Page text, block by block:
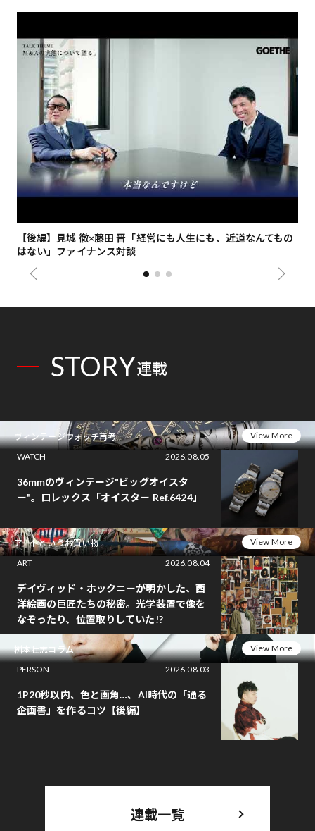
【後編】見城 徹×藤田 晋「経営にも人生にも、近道なんてもの
はない」ファイナンス対談
STORY連載
ヴィンテージウォッチ再考
View More
WATCH
2026.08.05
36mmのヴィンテージ"ビッグオイスタ
ー"。ロレックス「オイスター Ref.6424」
アートというお買い物
View More
ART
2026.08.04
デイヴィッド・ホックニーが明かした、西
洋絵画の巨匠たちの秘密。光学装置で像を
なぞったり、位置取りしていた!?
桝本壮志コラム
View More
PERSON
2026.08.03
1P20秒以内、色と画角…、AI時代の「通る
企画書」を作るコツ【後編】
連載一覧